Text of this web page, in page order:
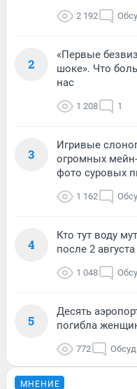
2 192
2
«Первые
шоке». Что
нас
1 208 1
3
Игривые
огромных
фото суровых
1 162
4
Кто тут воду
после 2 августа
1 048
5
Десять
погибла
772
МНЕНИЕ